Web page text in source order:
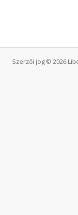
Szerzői jog © 2026